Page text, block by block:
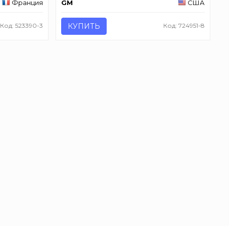
Франция
Код: 523390-3
GM США
КУПИТЬ Код: 724951-8